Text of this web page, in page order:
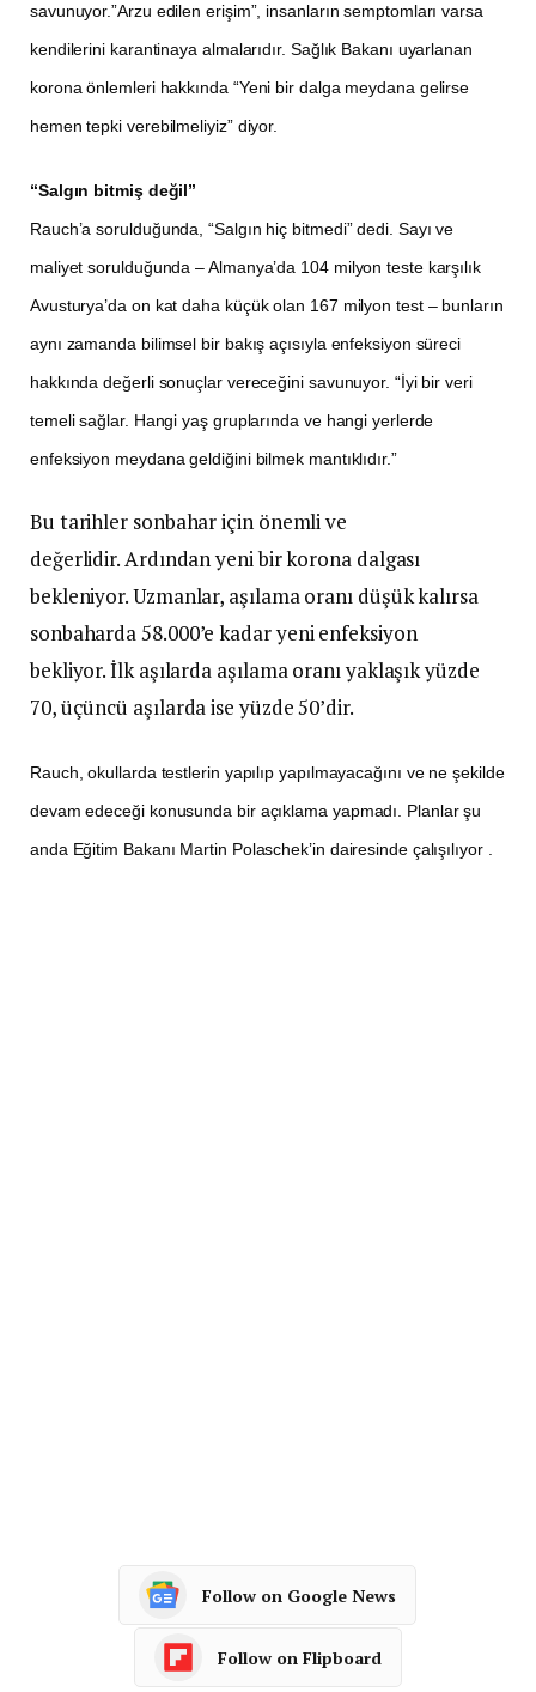
savunuyor.”Arzu edilen erişim”, insanların semptomları varsa
kendilerini karantinaya almalarıdır. Sağlık Bakanı uyarlanan
korona önlemleri hakkında “Yeni bir dalga meydana gelirse
hemen tepki verebilmeliyiz” diyor.
“Salgın bitmiş değil”
Rauch’a sorulduğunda, “Salgın hiç bitmedi” dedi. Sayı ve
maliyet sorulduğunda – Almanya’da 104 milyon teste karşılık
Avusturya’da on kat daha küçük olan 167 milyon test – bunların
aynı zamanda bilimsel bir bakış açısıyla enfeksiyon süreci
hakkında değerli sonuçlar vereceğini savunuyor. “İyi bir veri
temeli sağlar. Hangi yaş gruplarında ve hangi yerlerde
enfeksiyon meydana geldiğini bilmek mantıklıdır.”
Bu tarihler sonbahar için önemli ve
değerlidir. Ardından yeni bir korona dalgası
bekleniyor. Uzmanlar, aşılama oranı düşük kalırsa
sonbaharda 58.000’e kadar yeni enfeksiyon
bekliyor. İlk aşılarda aşılama oranı yaklaşık yüzde
70, üçüncü aşılarda ise yüzde 50’dir.
Rauch, okullarda testlerin yapılıp yapılmayacağını ve ne şekilde
devam edeceği konusunda bir açıklama yapmadı. Planlar şu
anda Eğitim Bakanı Martin Polaschek’in dairesinde çalışılıyor .
Follow on Google News
Follow on Flipboard